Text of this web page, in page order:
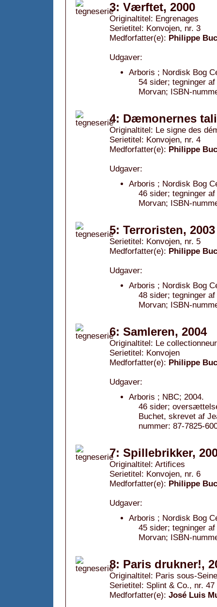
3: Værftet, 2000
Originaltitel: Engrenages
Serietitel: Konvojen, nr. 3
Medforfatter(e): Philippe
Udgaver:
Arboris ; Nordisk Bog
54 sider; tegninger
Morvan; ISBN-
4: Dæmonernes
Originaltitel: Le signe des
Serietitel: Konvojen, nr. 4
Medforfatter(e): Philippe
Udgaver:
Arboris ; Nordisk Bog
46 sider; tegninger
Morvan; ISBN-
5: Terroristen, 2003
Serietitel: Konvojen, nr. 5
Medforfatter(e): Philippe
Udgaver:
Arboris ; Nordisk Bog
48 sider; tegninger
Morvan; ISBN-
6: Samleren, 2004
Originaltitel: Le collectionneur
Serietitel: Konvojen
Medforfatter(e): Philippe
Udgaver:
Arboris ; NBC; 2004.
46 sider;
Buchet, skrevet af
nummer: 87-7825-
7: Spillebrikker,
Originaltitel: Artifices
Serietitel: Konvojen, nr. 6
Medforfatter(e): Philippe
Udgaver:
Arboris ; Nordisk Bog
45 sider; tegninger
Morvan; ISBN-
8: Paris drukner!,
Originaltitel: Paris sous-Seine
Serietitel: Splint & Co., nr. 47
Medforfatter(e): José Luis